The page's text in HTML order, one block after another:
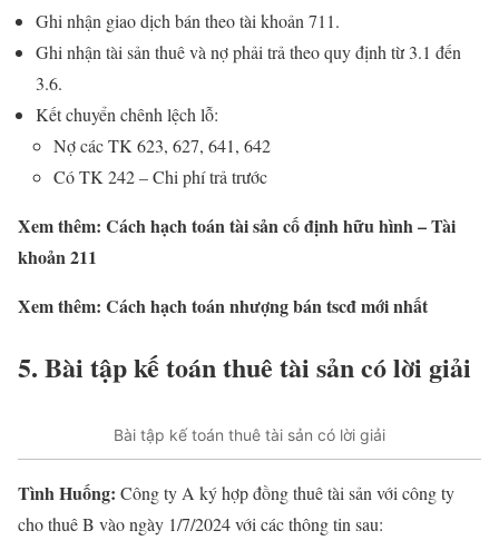
Ghi nhận giao dịch bán theo tài khoản 711.
Ghi nhận tài sản thuê và nợ phải trả theo quy định từ 3.1 đến
3.6.
Kết chuyển chênh lệch lỗ:
Nợ các TK 623, 627, 641, 642
Có TK 242 – Chi phí trả trước
Xem thêm: Cách hạch toán tài sản cố định hữu hình – Tài
khoản 211
Xem thêm: Cách hạch toán nhượng bán tscđ mới nhất
5. Bài tập kế toán thuê tài sản có lời giải
Bài tập kế toán thuê tài sản có lời giải
Tình Huống: Công ty A ký hợp đồng thuê tài sản với công ty
cho thuê B vào ngày 1/7/2024 với các thông tin sau: